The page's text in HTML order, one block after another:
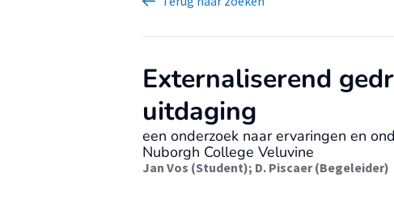
Externaliserend
uitdaging
een onderzoek naar ervaringen en
Nuborgh College Veluvine
Jan Vos (Student); D. Piscaer (Begeleider)